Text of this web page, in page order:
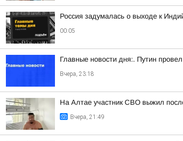
Россия задумалась о выходе к
00:05
Главные новости дня:. Путин
Вчера, 23:18
На Алтае участник СВО выжил
Вчера, 21:49